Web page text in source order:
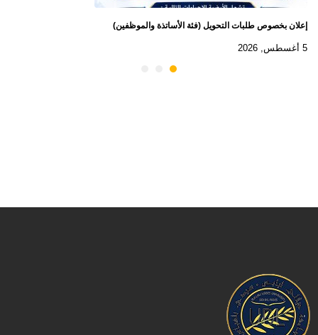
إعلان بخصوص طلبات التحويل (فئة الأساتذة والموظفين)
5 أغسطس, 2026